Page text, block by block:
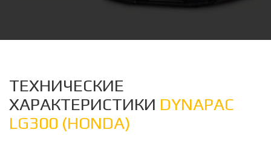
ТЕХНИЧЕСКИЕ
ХАРАКТЕРИСТИКИ DYNAPAC
LG300 (HONDA)